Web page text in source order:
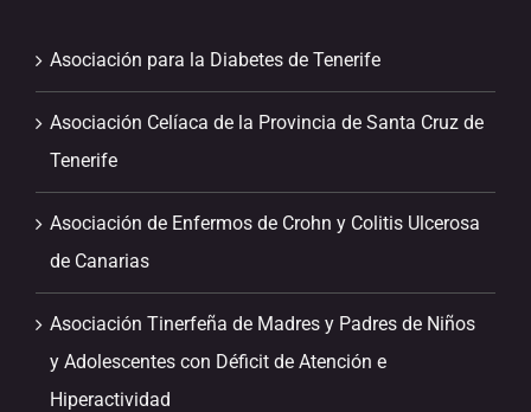
Asociación para la Diabetes de Tenerife
Asociación Celíaca de la Provincia de Santa Cruz de
Tenerife
Asociación de Enfermos de Crohn y Colitis Ulcerosa
de Canarias
Asociación Tinerfeña de Madres y Padres de Niños
y Adolescentes con Déficit de Atención e
Hiperactividad